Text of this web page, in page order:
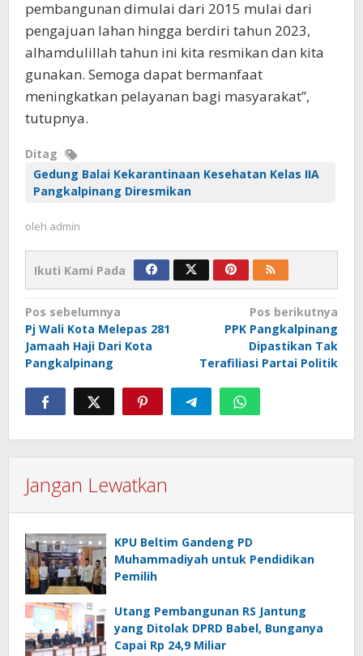
pembangunan dimulai dari 2015 mulai dari
pengajuan lahan hingga berdiri tahun 2023,
alhamdulillah tahun ini kita resmikan dan kita
gunakan. Semoga dapat bermanfaat
meningkatkan pelayanan bagi masyarakat”,
tutupnya.
Ditag
Gedung Balai Kekarantinaan Kesehatan Kelas IIA
Pangkalpinang Diresmikan
oleh admin
Ikuti Kami Pada
Navigasi
pos
Pos sebelumnya
Pj Wali Kota Melepas 281
Jamaah Haji Dari Kota
Pangkalpinang
Pos berikutnya
PPK Pangkalpinang
Dipastikan Tak
Terafiliasi Partai Politik
Jangan Lewatkan
KPU Beltim Gandeng PD
Muhammadiyah untuk Pendidikan
Pemilih
Utang Pembangunan RS Jantung
yang Ditolak DPRD Babel, Bunganya
Capai Rp 24,9 Miliar